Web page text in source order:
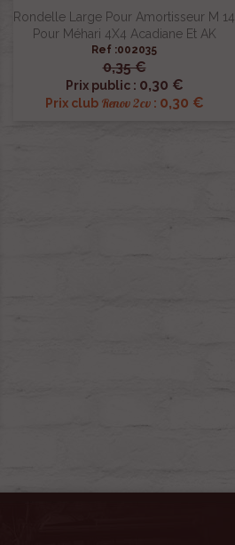
Rondelle Large Pour Amortisseur M 14
Pour Méhari 4X4 Acadiane Et AK
Ref :002035
0,35 €
Prix public : 0,30 €
Prix club Renov 2cv: 0,30 €
 Aperçu rapide